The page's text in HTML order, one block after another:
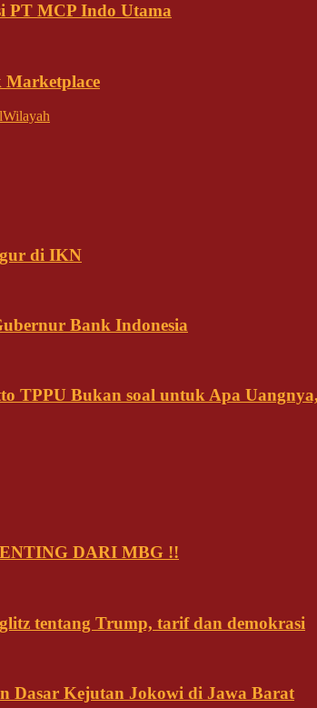
PT MCP Indo Utama
Marketplace
Wilayah
di IKN
Bank Indonesia
TPPU Bukan soal untuk Apa
DARI MBG !!
tentang Trump, tarif dan demokrasi
Dasar Kejutan Jokowi di Jawa Barat